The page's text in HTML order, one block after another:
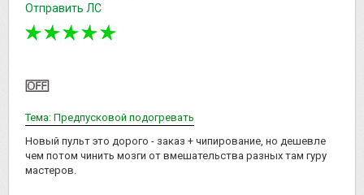
Отправить ЛС
Тема: Предпусковой подогревать
Новый пульт это дорого - заказ + чипирование, но дешевле
чем потом чинить мозги от вмешательства разных там гуру
мастеров.